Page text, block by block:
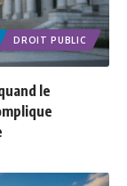
DROIT PUBLIC
le